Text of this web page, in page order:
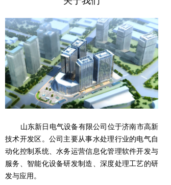
山东新日电气设备有限公司位于济南市高新
技术开发区。公司主要从事水处理行业的电气自
动化控制系统、水务运营信息化管理软件开发与
服务、智能化设备研发制造、深度处理工艺的研
发与应用。